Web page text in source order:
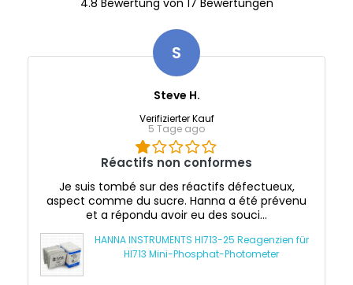
S
Steve H.
Verifizierter Kauf
5 Tage ago
Réactifs non conformes
Je suis tombé sur des réactifs défectueux,
aspect comme du sucre. Hanna a été prévenu
et a répondu avoir eu des souci...
HANNA INSTRUMENTS HI713-25 Reagenzien für
HI713 Mini-Phosphat-Photometer